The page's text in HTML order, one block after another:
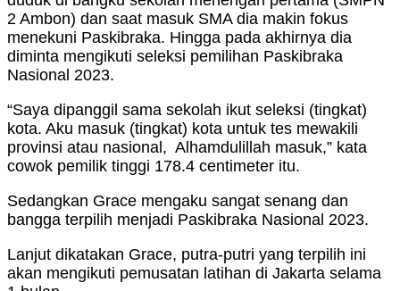
2 Ambon) dan saat masuk SMA dia makin fokus
menekuni Paskibraka. Hingga pada akhirnya dia
diminta mengikuti seleksi pemilihan Paskibraka
Nasional 2023.
“Saya dipanggil sama sekolah ikut seleksi (tingkat)
kota. Aku masuk (tingkat) kota untuk tes mewakili
provinsi atau nasional, Alhamdulillah masuk,” kata
cowok pemilik tinggi 178.4 centimeter itu.
Sedangkan Grace mengaku sangat senang dan
bangga terpilih menjadi Paskibraka Nasional 2023.
Lanjut dikatakan Grace, putra-putri yang terpilih ini
akan mengikuti pemusatan latihan di Jakarta selama